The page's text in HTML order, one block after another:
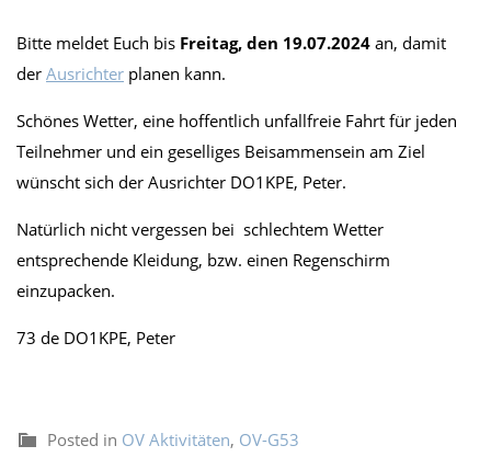
Bitte meldet Euch bis Freitag, den 19.07.2024 an, damit
der Ausrichter planen kann.
Schönes Wetter, eine hoffentlich unfallfreie Fahrt für jeden
Teilnehmer und ein geselliges Beisammensein am Ziel
wünscht sich der Ausrichter DO1KPE, Peter.
Natürlich nicht vergessen bei schlechtem Wetter
entsprechende Kleidung, bzw. einen Regenschirm
einzupacken.
73 de DO1KPE, Peter
Posted in OV Aktivitäten, OV-G53